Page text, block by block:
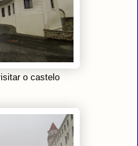
o castelo